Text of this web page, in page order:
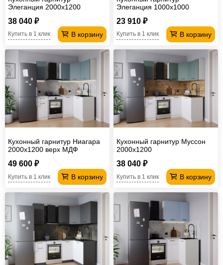
Элеганция 2000х1200
38 040 ₽
В корзину
Купить в 1 клик
Элеганция 1000х1000
23 910 ₽
В корзину
Купить в 1 клик
Кухонный гарнитур Ниагара
2000х1200 верх МДФ
49 600 ₽
В корзину
Купить в 1 клик
Кухонный гарнитур Муссон
2000х1200
38 040 ₽
В корзину
Купить в 1 клик